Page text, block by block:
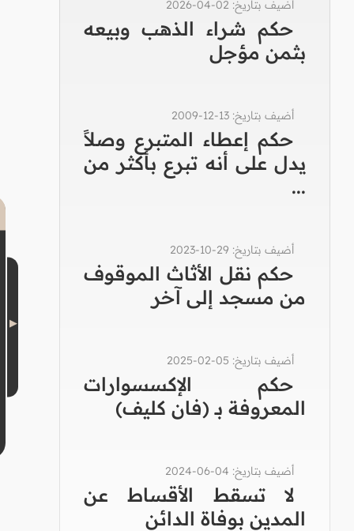
أضيف بتاريخ: 02-04-2026
حكم شراء الذهب وبيعه
بثمن مؤجل
أضيف بتاريخ: 13-12-2009
حكم إعطاء المتبرع وصلاً
يدل على أنه تبرع بأكثر من
...
أضيف بتاريخ: 29-10-2023
حكم نقل الأثاث الموقوف
من مسجد إلى آخر
أضيف بتاريخ: 05-02-2025
حكم الإكسسوارات
المعروفة بـ (فان كليف)
أضيف بتاريخ: 04-06-2024
لا تسقط الأقساط عن
المدين بوفاة الدائن